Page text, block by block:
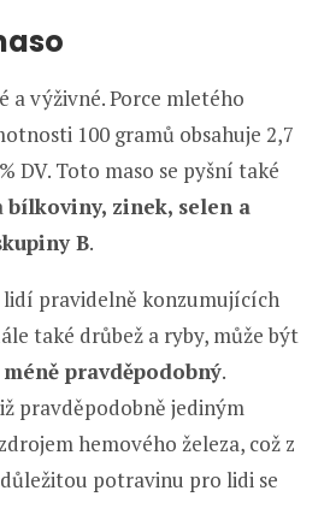
a výživné. Porce mletého
100 gramů obsahuje 2,7
DV. Toto maso se pyšní také
bílkoviny, zinek, selen a
B.
lidí pravidelně konzumujících
také drůbež a ryby, může být
pravděpodobný.
pravděpodobně jediným
hemového železa, což z
potravinu pro lidi se